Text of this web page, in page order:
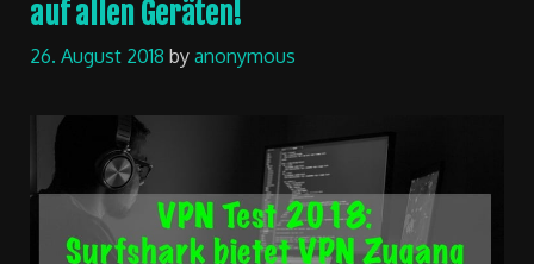
auf allen Geräten!
26. August 2018 byanonymous